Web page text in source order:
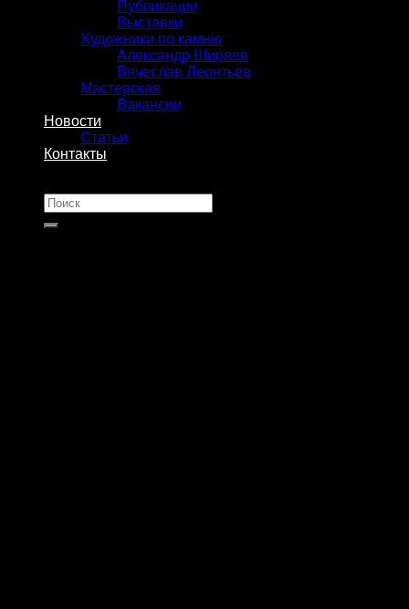
Публикации
Выставки
Художники по камню
Александр Ширяев
Вячеслав Леонтьев
Мастерская
Вакансии
Новости
Статьи
Контакты
Искать: